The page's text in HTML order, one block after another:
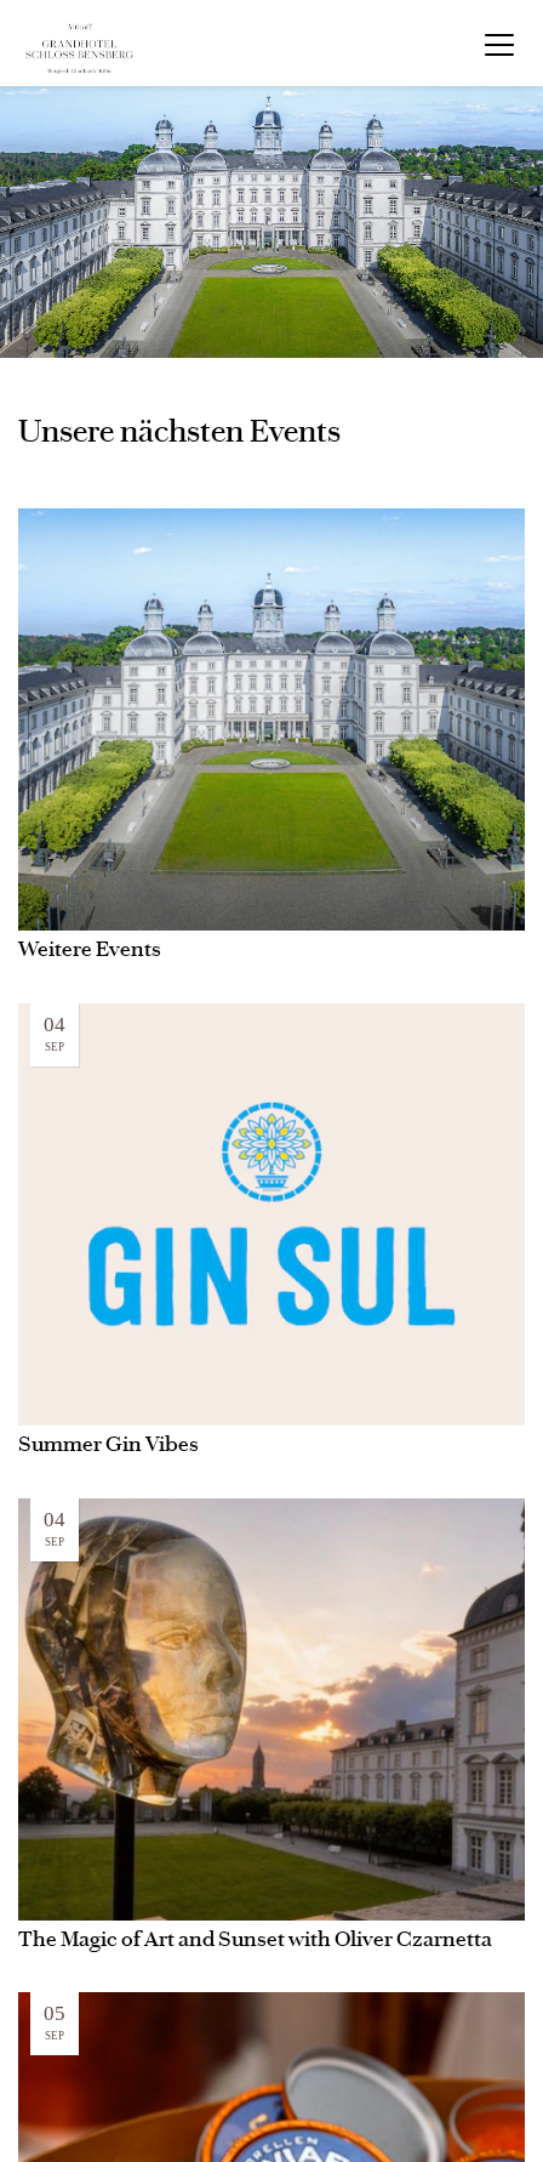
Unsere nächsten Events
Weitere Events
04
SEP
Summer Gin Vibes
04
SEP
The Magic of Art and Sunset with Oliver Czarnetta
05
SEP